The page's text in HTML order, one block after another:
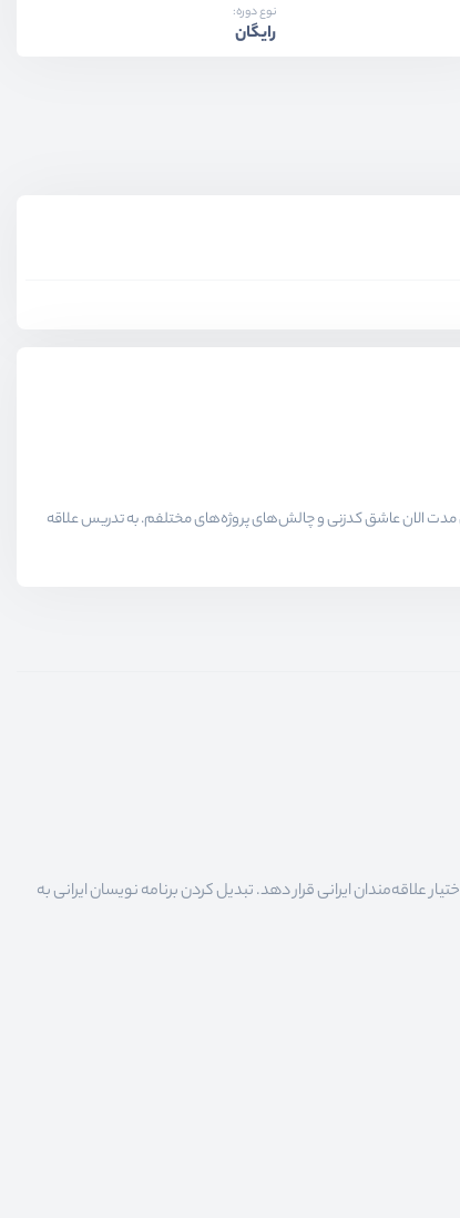
نوع دوره:
رایگان
برنامه نویسی میدیم در همه این مدت الان عاشق کدزنی و چالش‌های پروژه‌های مختلفم. به تدریس علاقه
ایرانی قرار دهد. تبدیل کردن برنامه نویسان ایرانی به